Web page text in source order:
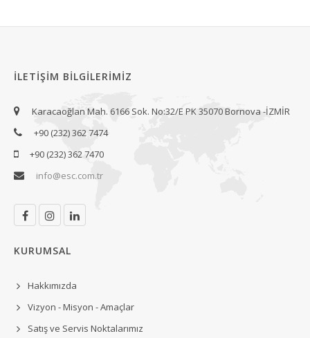
İLETIŞIM BILGILERIMIZ
Karacaoğlan Mah. 6166 Sok. No:32/E PK 35070 Bornova -İZMİR
+90 (232) 362 7474
+90 (232) 362 7470
info@esc.com.tr
KURUMSAL
Hakkımızda
Vizyon - Misyon - Amaçlar
Satış ve Servis Noktalarımız